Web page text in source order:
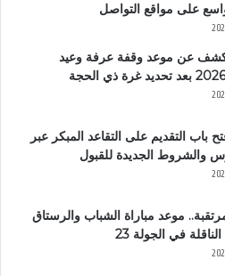
على مواقع التواصل
عن موعد وقفة عرفة وعيد
باب التقديم على التقاعد المبكر عبر
والشروط الجديدة للقبول
موعد مباراة الشباب والرستاق
في الجولة 23